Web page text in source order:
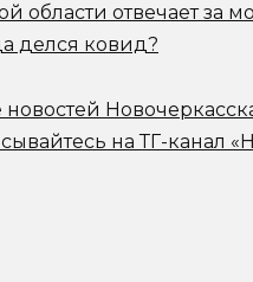
области отвечает за
делся ковид?
новостей
на ТГ-канал